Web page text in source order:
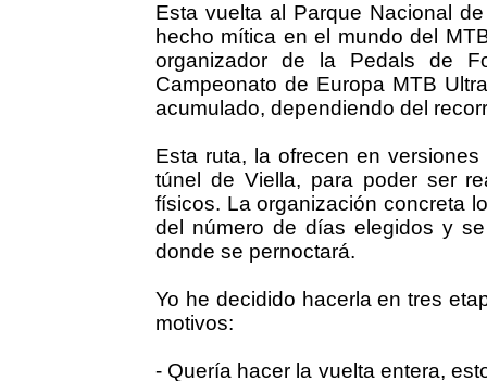
Esta vuelta al Parque Nacional
hecho mítica en el mundo del
organizador de la Pedals de
Campeonato de Europa MTB
acumulado, dependiendo del
Esta ruta, la ofrecen en
túnel de Viella, para poder ser
físicos. La organización concreta
del número de días elegidos y
donde se pernoctará.
Yo he decidido hacerla en tres
motivos:
- Quería hacer la vuelta entera,